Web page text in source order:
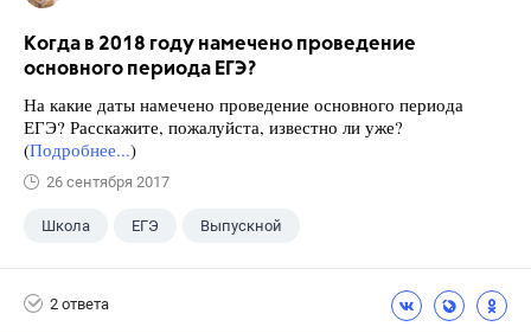
Когда в 2018 году намечено проведение
основного периода ЕГЭ?
На какие даты намечено проведение основного периода
ЕГЭ? Расскажите, пожалуйста, известно ли уже?
(Подробнее...)
26 сентября 2017
Школа ЕГЭ Выпускной
2 ответа